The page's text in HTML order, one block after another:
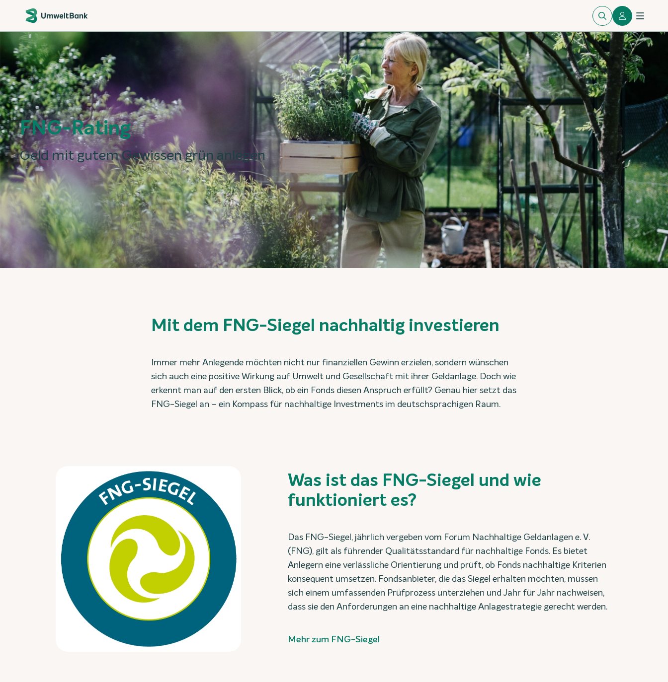
FNG-Rating
Geld mit gutem Gewissen grün anlegen
Mit dem FNG-Siegel nachhaltig investieren
Immer mehr Anlegende möchten nicht nur finanziellen Gewinn erzielen, sondern wünschen
sich auch eine positive Wirkung auf Umwelt und Gesellschaft mit ihrer Geldanlage. Doch wie
erkennt man auf den ersten Blick, ob ein Fonds diesen Anspruch erfüllt? Genau hier setzt das
FNG-Siegel an – ein Kompass für nachhaltige Investments im deutschsprachigen Raum.
Was ist das FNG-Siegel und wie
funktioniert es?
Das FNG-Siegel, jährlich vergeben vom Forum Nachhaltige Geldanlagen e. V.
(FNG), gilt als führender Qualitätsstandard für nachhaltige Fonds. Es bietet
Anlegern eine verlässliche Orientierung und prüft, ob Fonds nachhaltige Kriterien
konsequent umsetzen. Fondsanbieter, die das Siegel erhalten möchten, müssen
sich einem umfassenden Prüfprozess unterziehen und Jahr für Jahr nachweisen,
dass sie den Anforderungen an eine nachhaltige Anlagestrategie gerecht werden.
Mehr zum FNG-Siegel